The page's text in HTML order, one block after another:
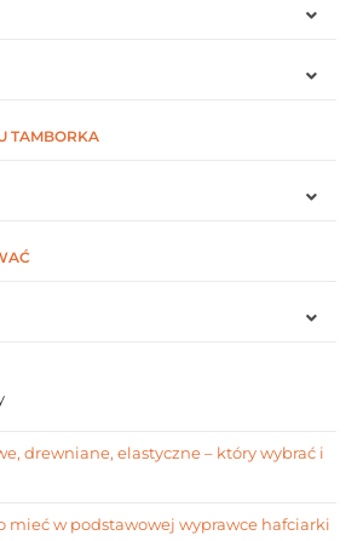
TAMBORKA
drewniane, elastyczne – który wybrać i
mieć w podstawowej wyprawce hafciarki